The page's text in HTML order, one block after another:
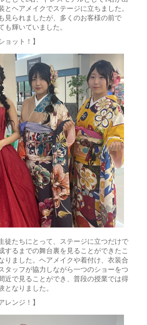
とヘアメイクでステージに立ちました。
見られましたが、多くのお客様の前で
も輝いていました。
ョット！】
徒たちにとって、ステージに立つだけで
するまでの舞台裏を見ることができたこ
りました。ヘアメイクや着付け、衣装合
タッフが協力しながら一つのショーをつ
近で見ることができ、普段の授業では得
となりました。
レンジ！】